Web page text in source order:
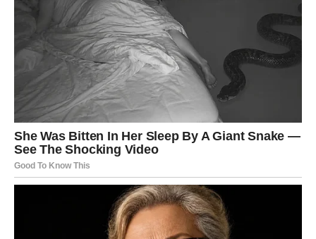
Poruka sudbine
Karma vas nagrađuje za ustrajnost i disciplinu.
Šta vam donosi džjotiš?
Stabilnost i osjećaj sigurnosti.
VODOLIJA
Poruka sudbine
Promjene koje dolaze nisu slučajne.